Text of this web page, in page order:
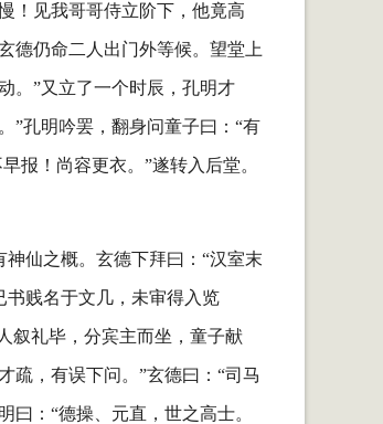
！见我哥哥侍立阶下，他竟高
德仍命二人出门外等候。望堂上
。”又立了一个时辰，孔明才
”孔明吟罢，翻身问童子曰：“有
报！尚容更衣。”遂转入后堂。
仙之概。玄德下拜曰：“汉室末
书贱名于文几，未审得入览
叙礼毕，分宾主而坐，童子献
疏，有误下问。”玄德曰：“司马
：“德操、元直，世之高士。